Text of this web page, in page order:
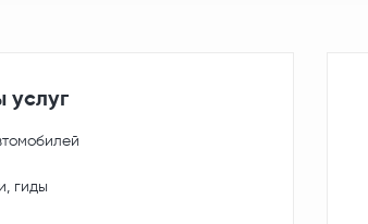
услуг
гиды